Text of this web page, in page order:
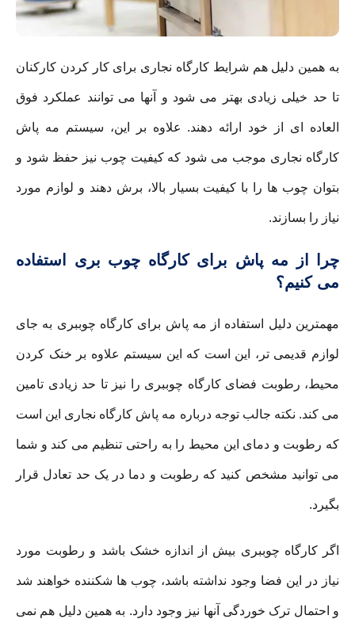
به همین دلیل هم شرایط کارگاه نجاری برای کار کردن کارکنان
تا حد خیلی زیادی بهتر می شود و آنها می توانند عملکرد فوق
العاده ای از خود ارائه دهند. علاوه بر این، سیستم مه پاش
کارگاه نجاری موجب می شود که کیفیت چوب نیز حفظ شود و
بتوان چوب ها را با کیفیت بسیار بالا، برش دهند و لوازم مورد
نیاز را بسازند.
چرا از مه پاش برای کارگاه چوب بری استفاده
می کنیم؟
مهمترین دلیل استفاده از مه پاش برای کارگاه چوببری به جای
لوازم قدیمی تر، این است که این سیستم علاوه بر خنک کردن
محیط، رطوبت فضای کارگاه چوببری را نیز تا حد زیادی تامین
می کند. نکته جالب توجه درباره مه پاش کارگاه نجاری این است
که رطوبت و دمای این محیط را به راحتی تنظیم می کند و شما
می توانید مشخص کنید که رطوبت و دما در یک حد تعادل قرار
بگیرد.
اگر کارگاه چوببری بیش از اندازه خشک باشد و رطوبت مورد
نیاز در این فضا وجود نداشته باشد، چوب ها شکننده خواهند شد
و احتمال ترک خوردگی آنها نیز وجود دارد. به همین دلیل هم نمی